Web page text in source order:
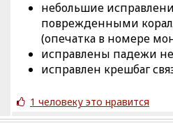
небольшие
поврежденными
(опечатка в номере
исправлены падежи
исправлен крешбаг
1 человеку это нравится